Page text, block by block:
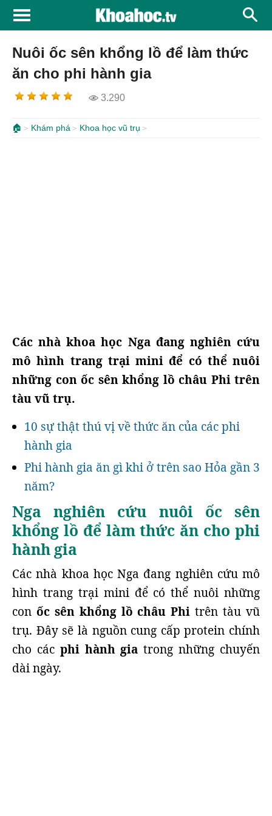
Nuôi ốc sên khổng lồ để làm thức
ăn cho phi hành gia
3.290
🏠 Khám phá Khoa học vũ trụ
Các nhà khoa học Nga đang nghiên cứu
mô hình trang trại mini để có thể nuôi
những con ốc sên khổng lồ châu Phi trên
tàu vũ trụ.
10 sự thật thú vị về thức ăn của các phi
hành gia
Phi hành gia ăn gì khi ở trên sao Hỏa gần 3
năm?
Nga nghiên cứu nuôi ốc sên
khổng lồ để làm thức ăn cho phi
hành gia
Các nhà khoa học Nga đang nghiên cứu mô
hình trang trại mini để có thể nuôi những
con ốc sên khổng lồ châu Phi trên tàu vũ
trụ. Đây sẽ là nguồn cung cấp protein chính
cho các phi hành gia trong những chuyến
dài ngày.